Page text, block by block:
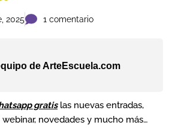
2025 1 comentario
de ArteEscuela.com
gratislas nuevas entradas,
webinar, novedades y mucho más…